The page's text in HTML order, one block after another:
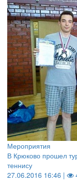
Мероприятия
В Крюково прошел
теннису
27.06.2016 16:46 |